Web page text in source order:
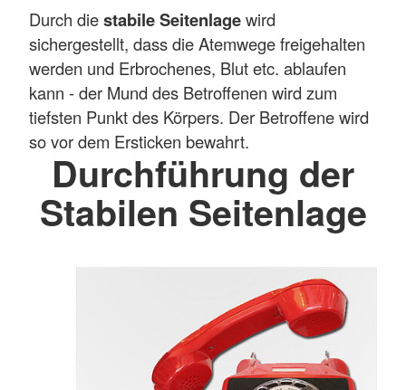
Durch diestabile Seitenlagewird
sichergestellt, dass die Atemwege freigehalten
werden und Erbrochenes, Blut etc. ablaufen
kann - der Mund des Betroffenen wird zum
tiefsten Punkt des Körpers. Der Betroffene wird
so vor dem Ersticken bewahrt.
Durchführung der
Stabilen Seitenlage